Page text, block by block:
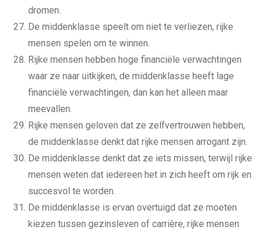
dromen.
De middenklasse speelt om niet te verliezen, rijke
mensen spelen om te winnen.
Rijke mensen hebben hoge financiële verwachtingen
waar ze naar uitkijken, de middenklasse heeft lage
financiële verwachtingen, dan kan het alleen maar
meevallen.
Rijke mensen geloven dat ze zelfvertrouwen hebben,
de middenklasse denkt dat rijke mensen arrogant zijn.
De middenklasse denkt dat ze iets missen, terwijl rijke
mensen weten dat iedereen het in zich heeft om rijk en
succesvol te worden.
De middenklasse is ervan overtuigd dat ze moeten
kiezen tussen gezinsleven of carrière, rijke mensen